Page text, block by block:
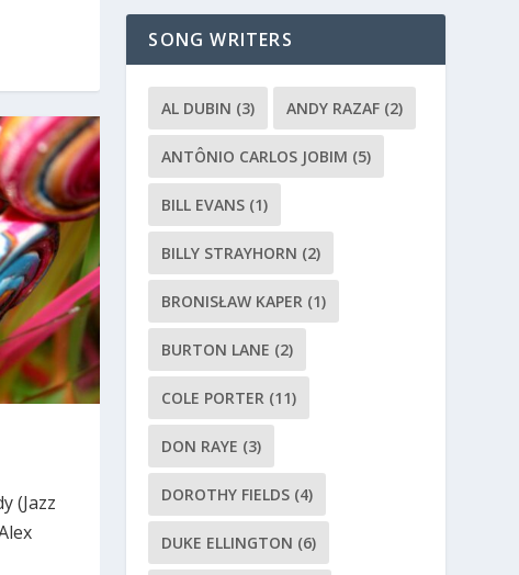
(Jazz
SONG WRITERS
AL DUBIN (3) ANDY RAZAF (2)
ANTÔNIO CARLOS JOBIM (5)
BILL EVANS (1)
BILLY STRAYHORN (2)
BRONISŁAW KAPER (1)
BURTON LANE (2)
COLE PORTER (11)
DON RAYE (3)
DOROTHY FIELDS (4)
DUKE ELLINGTON (6)